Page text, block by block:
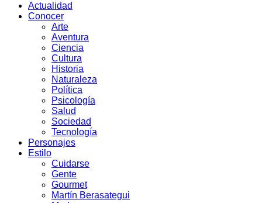
Actualidad
Conocer
Arte
Aventura
Ciencia
Cultura
Historia
Naturaleza
Política
Psicología
Salud
Sociedad
Tecnología
Personajes
Estilo
Cuidarse
Gente
Gourmet
Martín Berasategui